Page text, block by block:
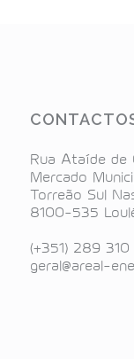
Rua Ataíde de
Mercado
Torreão Sul
8100-535
(+351) 289
geral@areal-